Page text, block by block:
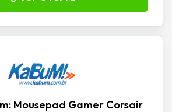
Mousepad Gamer Corsair